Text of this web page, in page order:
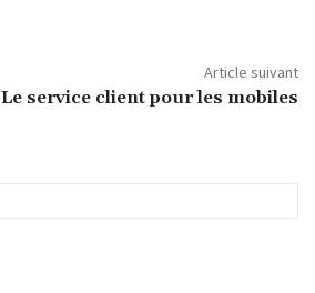
Article suivant
Le service client pour les mobiles